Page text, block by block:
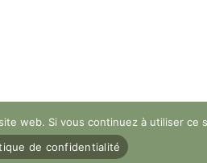
web. Si vous continuez à utiliser
de confidentialité